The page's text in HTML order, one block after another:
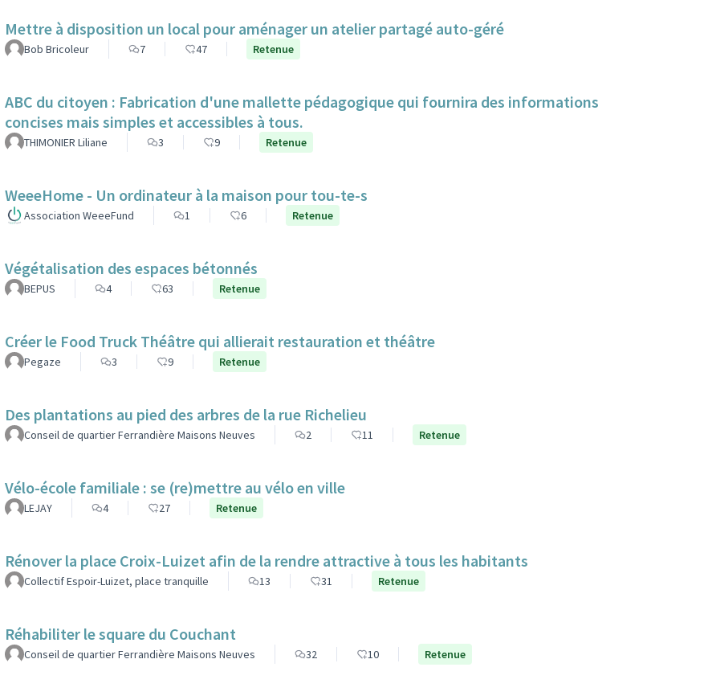
Mettre à disposition un local pour aménager un atelier partagé auto-géré
Bob Bricoleur 7 47 Retenue
ABC du citoyen : Fabrication d'une mallette pédagogique qui fournira des informations
concises mais simples et accessibles à tous.
THIMONIER Liliane 3 9 Retenue
WeeeHome - Un ordinateur à la maison pour tou-te-s
Association WeeeFund 1 6 Retenue
Végétalisation des espaces bétonnés
BEPUS 4 63 Retenue
Créer le Food Truck Théâtre qui allierait restauration et théâtre
Pegaze 3 9 Retenue
Des plantations au pied des arbres de la rue Richelieu
Conseil de quartier Ferrandière Maisons Neuves 2 11 Retenue
Vélo-école familiale : se (re)mettre au vélo en ville
LEJAY 4 27 Retenue
Rénover la place Croix-Luizet afin de la rendre attractive à tous les habitants
Collectif Espoir-Luizet, place tranquille 13 31 Retenue
Réhabiliter le square du Couchant
Conseil de quartier Ferrandière Maisons Neuves 32 10 Retenue